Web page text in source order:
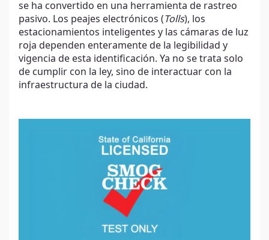
se ha convertido en una herramienta de rastreo
pasivo. Los peajes electrónicos (Tolls), los
estacionamientos inteligentes y las cámaras de luz
roja dependen enteramente de la legibilidad y
vigencia de esta identificación. Ya no se trata solo
de cumplir con la ley, sino de interactuar con la
infraestructura de la ciudad.